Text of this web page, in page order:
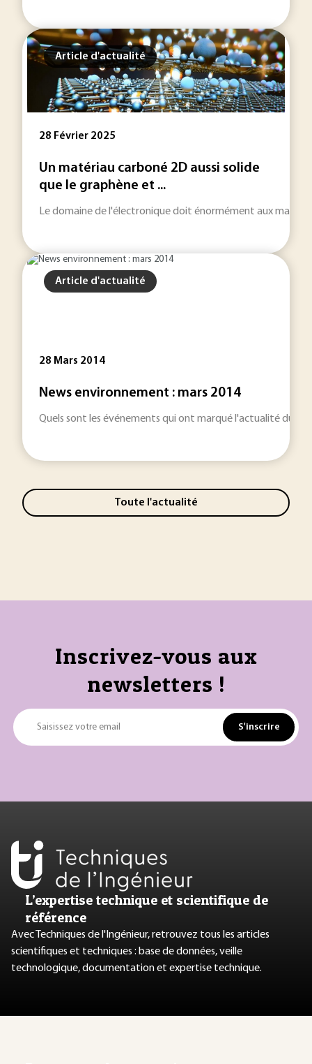
Article d'actualité
28 Février 2025
Un matériau carboné 2D aussi solide
que le graphène et ...
Le domaine de l'électronique doit énormément aux
Article d'actualité
28 Mars 2014
News environnement : mars 2014
Quels sont les événements qui ont marqué l'actualité du
Toute l'actualité
Inscrivez-vous aux
newsletters !
Saisissez votre email S'inscrire
L’expertise technique et scientifique de
référence
Avec Techniques de l'Ingénieur, retrouvez tous les articles
scientifiques et techniques : base de données, veille
technologique, documentation et expertise technique.